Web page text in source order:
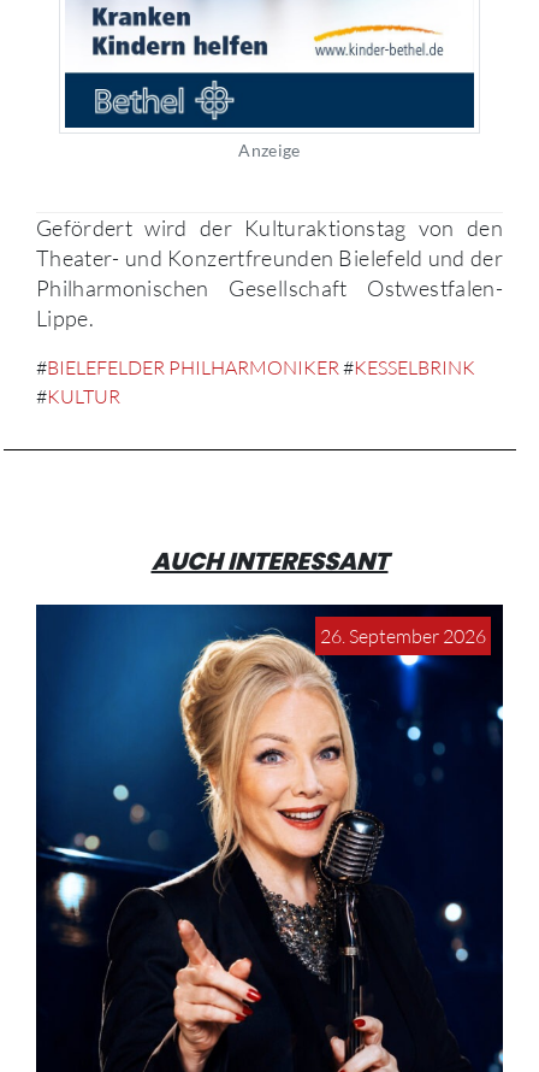
Anzeige
Gefördert wird der Kulturaktionstag von den
Theater- und Konzertfreunden Bielefeld und der
Philharmonischen Gesellschaft Ostwestfalen-
Lippe.
#BIELEFELDER PHILHARMONIKER#KESSELBRINK
#KULTUR
AUCH INTERESSANT
26. September 2026